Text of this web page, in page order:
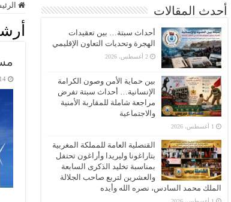
14 أغسطس، 2024
أحدث المقالات
أحداث سبتة… بين تعقيدات
الهجرة وتحديات التعاون الإقليمي
2 أغسطس، 2026
بين حماية الأمن وصون الكرامة
الإنسانية… أحداث سبتة تفرض
مراجعة شاملة للمقاربة الأمنية
والاجتماعية
1 أغسطس، 2026
القنصلية العامة للمملكة المغربية
بتاراغونا وليريدا وأراغون تحتفل
بمناسبة تخليد الذكرى السابعة
والعشرين لتربع صاحب الجلالة
الملك محمد السادس، نصره الله وأيده